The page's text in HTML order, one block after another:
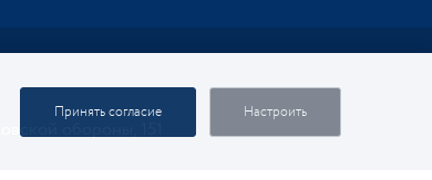
обороны, 151
Принять согласие Настроить